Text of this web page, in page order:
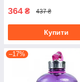
364 ₴ 437 ₴
Купити
–17%